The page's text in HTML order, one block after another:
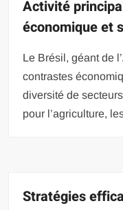
Activité
économique et
Le Brésil, géant de
contrastes
diversité de
pour l’agriculture,
Stratégies